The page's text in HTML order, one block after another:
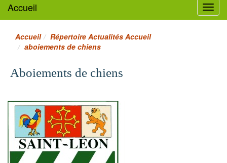
Menu
Accueil
Accueil
Répertoire Actualités Accueil
aboiements de chiens
Aboiements de chiens